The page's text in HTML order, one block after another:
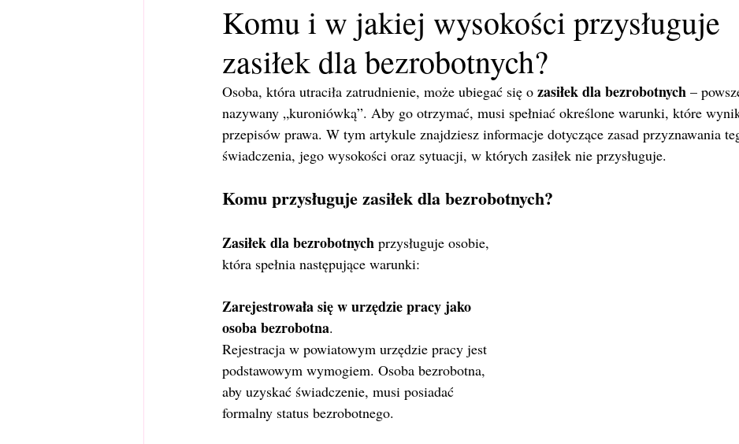
Komu i w jakiej wysokości przysługuje
zasiłek dla bezrobotnych?
Osoba, która utraciła zatrudnienie, może ubiegać się o zasiłek dla bezrobotnych –
nazywany „kuroniówką”. Aby go otrzymać, musi spełniać określone warunki, które
przepisów prawa. W tym artykule znajdziesz informacje dotyczące zasad przyznawania
świadczenia, jego wysokości oraz sytuacji, w których zasiłek nie przysługuje.
Komu przysługuje zasiłek dla bezrobotnych?
Zasiłek dla bezrobotnych przysługuje osobie,
która spełnia następujące warunki:
Zarejestrowała się w urzędzie pracy jako
osoba bezrobotna.
Rejestracja w powiatowym urzędzie pracy jest
podstawowym wymogiem. Osoba bezrobotna,
aby uzyskać świadczenie, musi posiadać
formalny status bezrobotnego.